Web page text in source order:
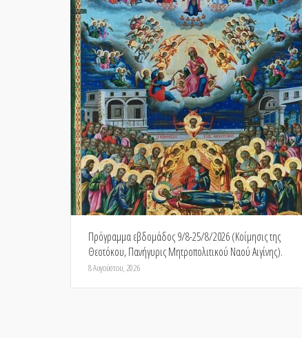
Πρόγραμμα εβδομάδος 9/8-25/8/2026 (Κοίμησις της
Θεοτόκου, Πανήγυρις Μητροπολιτικού Ναού Αιγίνης).
8 Αυγούστου, 2026